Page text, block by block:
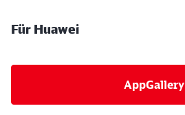
Für Huawei
AppGallery